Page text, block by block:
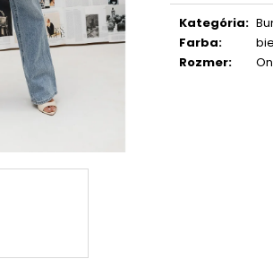
cena:
Kategória:
Farba:
Rozmer:
€39